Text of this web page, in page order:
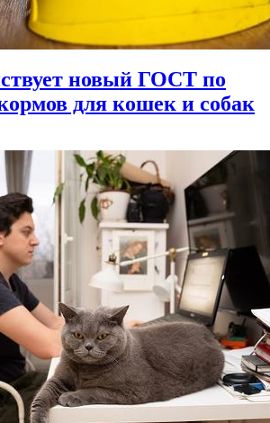
новый ГОСТ по
для кошек и собак